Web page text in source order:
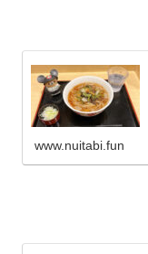
www.nuitabi.fun